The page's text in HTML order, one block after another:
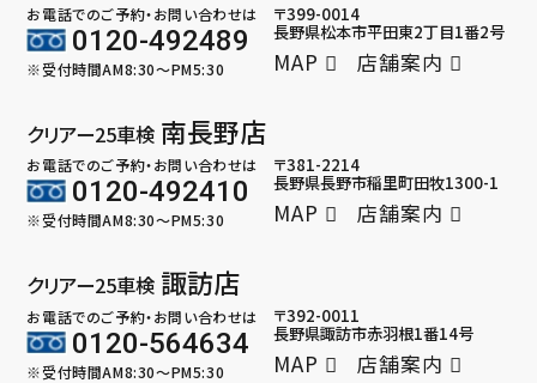
お電話でのご予約・お問い合わせは
0120-492489
※受付時間AM8:30～PM5:30
〒399-0014
長野県松本市平田東2丁目1番2号
MAP 店舗案内
クリアー25車検 南長野店
お電話でのご予約・お問い合わせは
0120-492410
※受付時間AM8:30～PM5:30
〒381-2214
長野県長野市稲里町田牧1300-1
MAP 店舗案内
クリアー25車検 諏訪店
お電話でのご予約・お問い合わせは
0120-564634
※受付時間AM8:30～PM5:30
〒392-0011
長野県諏訪市赤羽根1番14号
MAP 店舗案内